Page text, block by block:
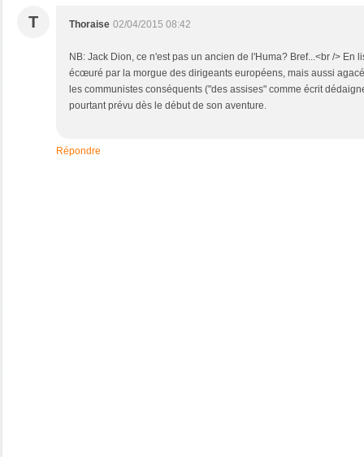
T Thoraise 02/04/2015 08:42
NB: Jack Dion, ce n'est pas un ancien de l'Huma? Bref...<br /> En
écœuré par la morgue des dirigeants européens, mais aussi
les communistes conséquents ("des assises" comme écrit
pourtant prévu dès le début de son aventure.
Répondre